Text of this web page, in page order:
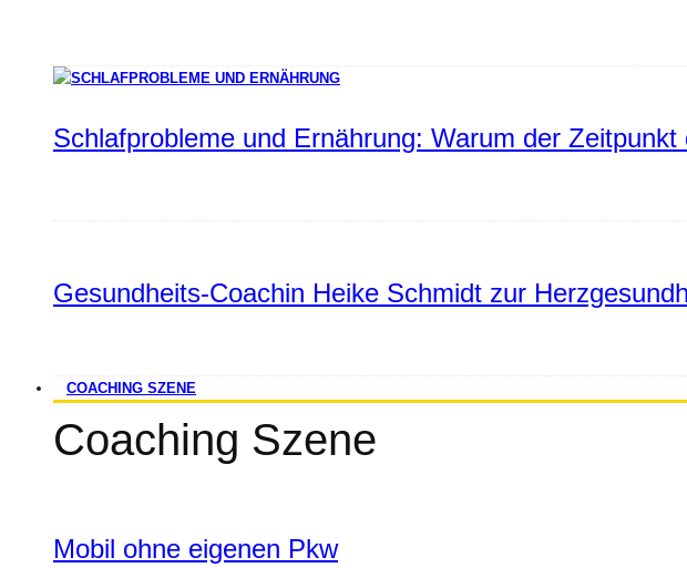
Schlafprobleme und Ernährung: Warum der
Gesundheits-Coachin Heike Schmidt zur
COACHING SZENE
Coaching Szene
Mobil ohne eigenen Pkw